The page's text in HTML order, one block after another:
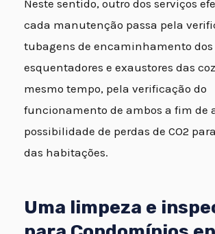
Neste sentido, outro dos serviços
cada manutenção passa pela
tubagens de encaminhamento dos
esquentadores e exaustores das
mesmo tempo, pela verificação do
funcionamento de ambos a fim de
possibilidade de perdas de CO2
das habitações.
Uma limpeza e